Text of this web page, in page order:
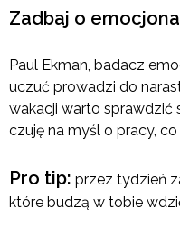
Zadbaj o
Paul Ekman, badacz
uczuć prowadzi do
wakacji warto sprawdzić
czuję na myśl o pracy,
Pro tip: przez tydzień
które budzą w tobie